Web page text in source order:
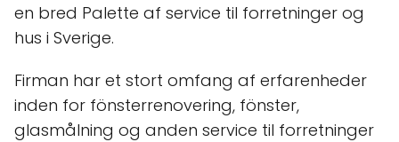
en bred Palette af service til forretninger og
hus i Sverige.
Firman har et stort omfang af erfarenheder
inden for fönsterrenovering, fönster,
glasmålning og anden service til forretninger